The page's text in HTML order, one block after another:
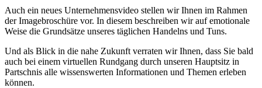
Auch ein neues Unternehmensvideo stellen wir Ihnen im Rahmen
der Imagebroschüre vor. In diesem beschreiben wir auf emotionale
Weise die Grundsätze unseres täglichen Handelns und Tuns.
Und als Blick in die nahe Zukunft verraten wir Ihnen, dass Sie bald
auch bei einem virtuellen Rundgang durch unseren Hauptsitz in
Partschnis alle wissenswerten Informationen und Themen erleben
können.